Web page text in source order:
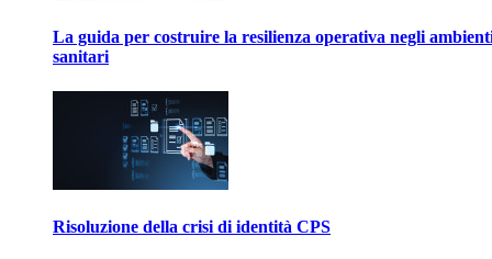
La guida per costruire la resilienza operativa negli
sanitari
Risoluzione della crisi di identità CPS